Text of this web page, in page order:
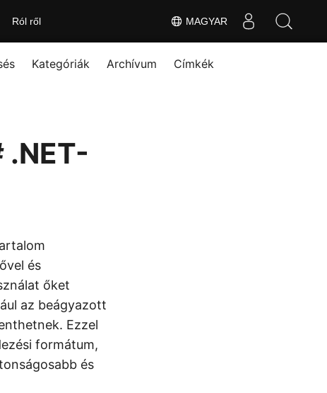
MAGYAR
Ról ről
Kategóriák Archívum Címkék
és
őket
az beágyazott
Ezzel
formátum,
és